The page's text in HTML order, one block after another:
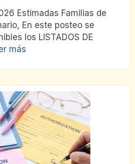
Estimadas Familias de
En este posteo se
los LISTADOS DE
más